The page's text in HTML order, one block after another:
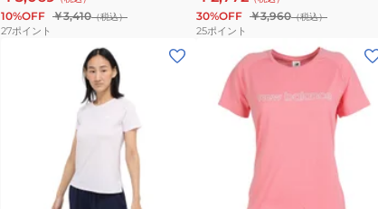
10%OFF ￥3,410（税込）
27ポイント
30%OFF ￥3,960（税込）
25ポイント